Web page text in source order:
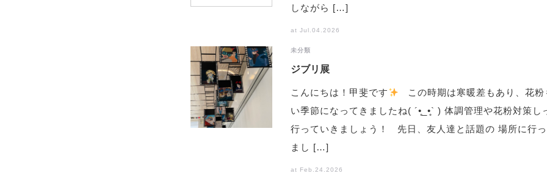
しながら […]
at Jul.04.2026
未分類
ジブリ展
こんにちは！甲斐です
この時期は寒暖差もあり、花粉
い季節になってきましたね( ´•̥_•̥` ) 体調管理や花粉対策し
行っていきましょう！ 先日、友人達と話題の 場所に行っ
まし […]
at Feb.24.2026